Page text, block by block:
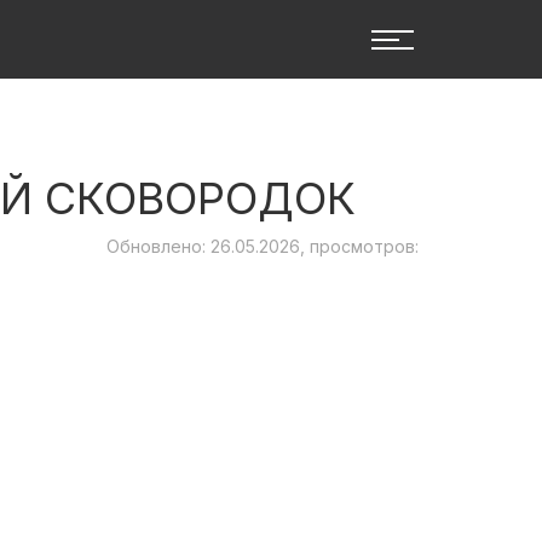
СКОВОРОДОК
Обновлено: 26.05.2026, просмотров: